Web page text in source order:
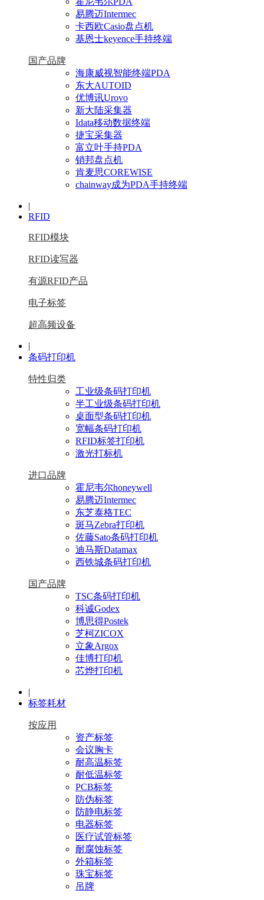
易腾迈Intermec
卡西欧Casio盘点机
基恩士keyence手持终端
国产品牌
海康威视智能终端PDA
东大AUTOID
优博讯Urovo
新大陆采集器
Idata移动数据终端
捷宝采集器
富立叶手持PDA
销邦盘点机
肯麦思COREWISE
chainway成为PDA手持终端
|
RFID
RFID模块
RFID读写器
有源RFID产品
电子标签
超高频设备
|
条码打印机
特性归类
工业级条码打印机
半工业级条码打印机
桌面型条码打印机
宽幅条码打印机
RFID标签打印机
激光打标机
进口品牌
霍尼韦尔honeywell
易腾迈Intermec
东芝泰格TEC
斑马Zebra打印机
佐藤Sato条码打印机
迪马斯Datamax
西铁城条码打印机
国产品牌
TSC条码打印机
科诚Godex
博思得Postek
芝柯ZICOX
立象Argox
佳博打印机
芯烨打印机
|
标签耗材
按应用
资产标签
会议胸卡
耐高温标签
耐低温标签
PCB标签
防伪标签
防静电标签
电器标签
医疗试管标签
耐腐蚀标签
外箱标签
珠宝标签
吊牌